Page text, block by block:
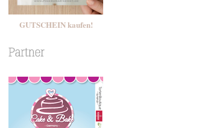
GUTSCHEIN kaufen!